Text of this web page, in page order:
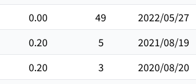
0.00 49 2022/05/27
0.20 5 2021/08/19
0.20 3 2020/08/20